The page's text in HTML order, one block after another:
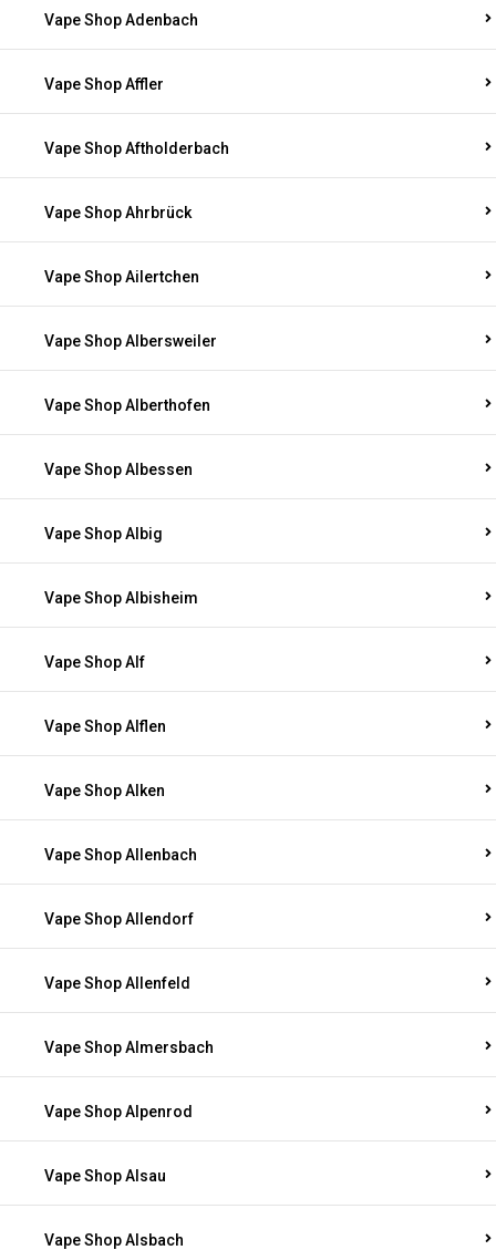
Vape Shop Adenbach
Vape Shop Affler
Vape Shop Aftholderbach
Vape Shop Ahrbrück
Vape Shop Ailertchen
Vape Shop Albersweiler
Vape Shop Alberthofen
Vape Shop Albessen
Vape Shop Albig
Vape Shop Albisheim
Vape Shop Alf
Vape Shop Alflen
Vape Shop Alken
Vape Shop Allenbach
Vape Shop Allendorf
Vape Shop Allenfeld
Vape Shop Almersbach
Vape Shop Alpenrod
Vape Shop Alsau
Vape Shop Alsbach